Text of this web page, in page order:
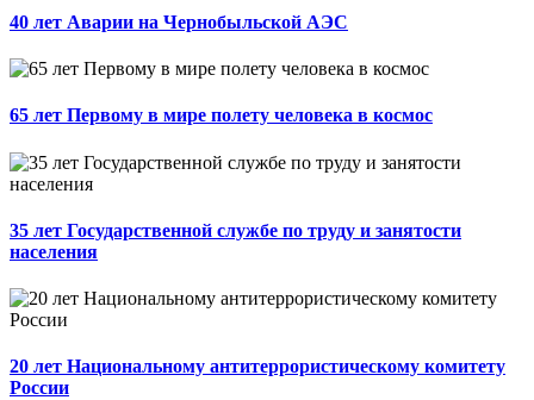
40 лет Аварии на Чернобыльской АЭС
65 лет Первому в мире полету человека в космос
35 лет Государственной службе по труду и занятости
населения
20 лет Национальному антитеррористическому комитету
России